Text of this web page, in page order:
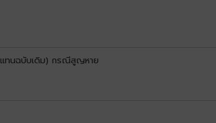
แทนฉบับเดิม) กรณีสูญหาย